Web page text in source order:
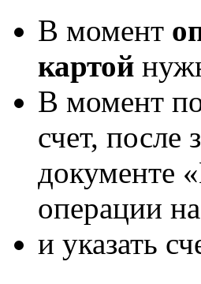
В момент
картой
В момент
счет, после
документе
операции
и указать